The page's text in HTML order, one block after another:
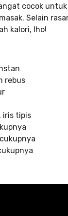
cocok
Selain
kalori, lho!
rebus
iris tipis